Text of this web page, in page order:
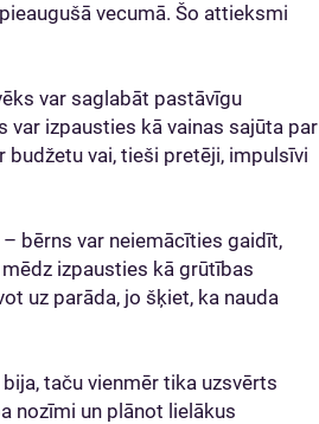
vecumā. Šo attieksmi
var saglabāt pastāvīgu
var izpausties kā vainas sajūta par
vai, tieši pretēji, impulsīvi
– bērns var neiemācīties gaidīt,
izpausties kā grūtības
uz parāda, jo šķiet, ka nauda
taču vienmēr tika uzsvērts
nozīmi un plānot lielākus